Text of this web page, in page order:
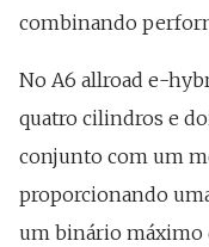
combinando
No A6 allroad e-
quatro cilindros e
conjunto com um
proporcionando
um binário máximo